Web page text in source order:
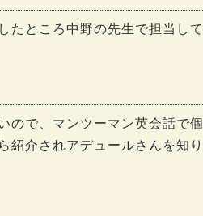
たところ中野の先生で担当し
ので、マンツーマン英会話で
紹介されアデュールさんを知